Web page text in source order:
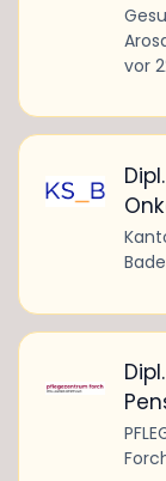
vor